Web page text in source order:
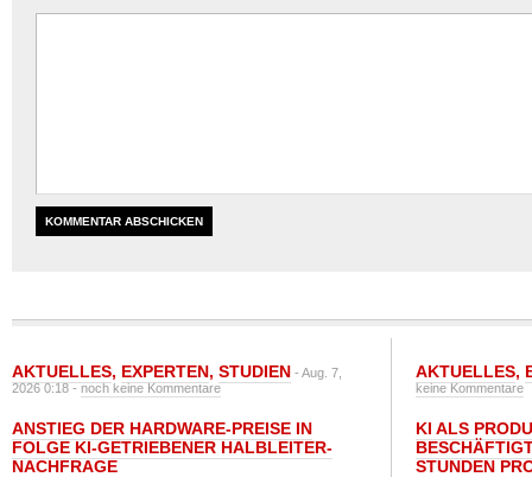
AKTUELLES, EXPERTEN, STUDIEN - Aug. 7,
2026 0:18 -noch keine Kommentare
ANSTIEG DER HARDWARE-PREISE IN
FOLGE KI-GETRIEBENER HALBLEITER-
NACHFRAGE
AKTUELLES,
keine Kommentare
KI ALS
STUNDEN